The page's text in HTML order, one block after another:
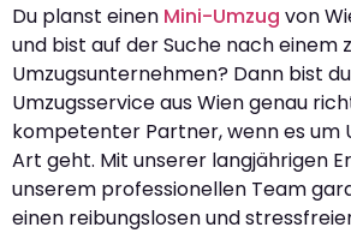
Du planst einen Mini-Umzug von
und bist auf der Suche nach einem
Umzugsunternehmen? Dann bist
Umzugsservice aus Wien genau
kompetenter Partner, wenn es um
Art geht. Mit unserer langjährigen
unserem professionellen Team
einen reibungslosen und